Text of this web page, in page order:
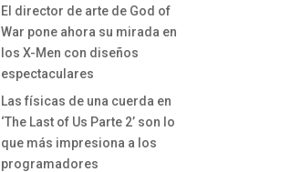
El director de arte de God of
War pone ahora su mirada en
los X-Men con diseños
espectaculares
Las físicas de una cuerda en
‘The Last of Us Parte 2’ son lo
que más impresiona a los
programadores